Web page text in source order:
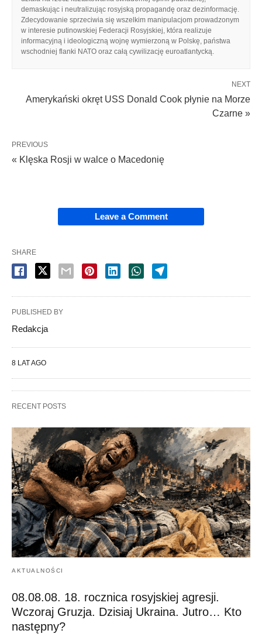
demaskując i neutralizując rosyjską propagandę oraz dezinformację.
Zdecydowanie sprzeciwia się wszelkim manipulacjom prowadzonym
w interesie putinowskiej Federacji Rosyjskiej, która realizuje
informacyjną i ideologiczną wojnę wymierzoną w Polskę, państwa
wschodniej flanki NATO oraz całą cywilizację euroatlantycką.
NEXT
Amerykański okręt USS Donald Cook płynie na Morze
Czarne »
PREVIOUS
« Klęska Rosji w walce o Macedonię
Leave a Comment
SHARE
PUBLISHED BY
Redakcja
8 LAT AGO
RECENT POSTS
AKTUALNOŚCI
08.08.08. 18. rocznica rosyjskiej agresji.
Wczoraj Gruzja. Dzisiaj Ukraina. Jutro… Kto
następny?